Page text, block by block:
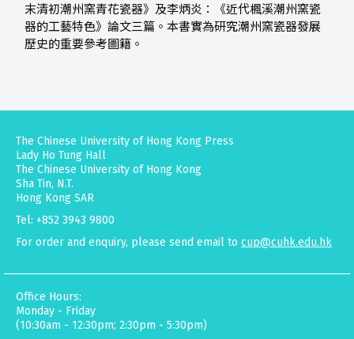
末清初潮州窯青花瓷器》及李炳炎：《近代楓溪潮州窯瓷
器的工藝特色》論文三篇。本書實為研究潮州窯瓷器發展
歷史的重要參考圖籍。
The Chinese University of Hong Kong Press
Lady Ho Tung Hall
The Chinese University of Hong Kong
Sha Tin, N.T.
Hong Kong SAR
Tel: +852 3943 9800
For order and enquiry, please send email to cup@cuhk.edu.hk
Office Hours:
Monday - Friday
(10:30am - 12:30pm; 2:30pm - 5:30pm)